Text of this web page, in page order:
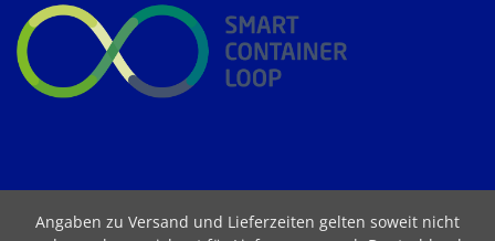
Angaben zu Versand und Lieferzeiten gelten soweit nicht